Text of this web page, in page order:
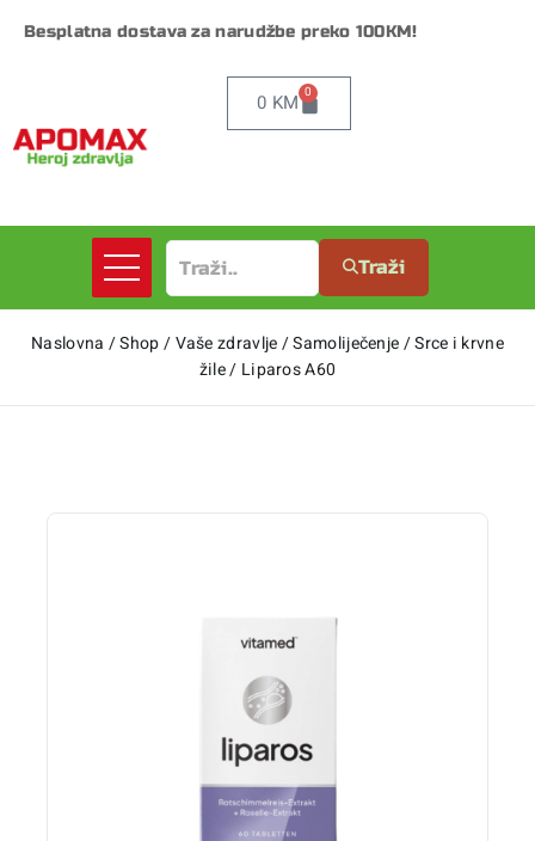
Besplatna dostava za narudžbe preko 100KM!
0 KM 0
Traži
Naslovna /Shop/Vaše zdravlje/Samoliječenje/Srce i krvne
žile/ Liparos A60